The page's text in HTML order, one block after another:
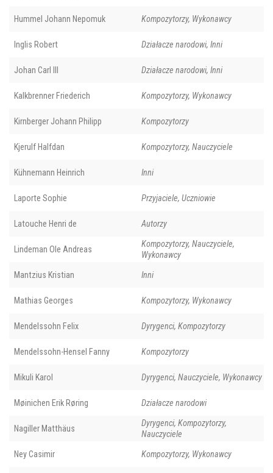
Hummel Johann Nepomuk Kompozytorzy, Wykonawcy
Inglis Robert Działacze narodowi, Inni
Johan Carl III Działacze narodowi, Inni
Kalkbrenner Friederich Kompozytorzy, Wykonawcy
Kirnberger Johann Philipp Kompozytorzy
Kjerulf Halfdan Kompozytorzy, Nauczyciele
Kühnemann Heinrich Inni
Laporte Sophie Przyjaciele, Uczniowie
Latouche Henri de Autorzy
Lindeman Ole Andreas
Kompozytorzy, Nauczyciele,
Wykonawcy
Mantzius Kristian Inni
Mathias Georges Kompozytorzy, Wykonawcy
Mendelssohn Felix Dyrygenci, Kompozytorzy
Mendelssohn-Hensel Fanny Kompozytorzy
Mikuli Karol Dyrygenci, Nauczyciele, Wykonawcy
Møinichen Erik Røring Działacze narodowi
Nagiller Matthäus
Dyrygenci, Kompozytorzy,
Nauczyciele
Ney Casimir Kompozytorzy, Wykonawcy